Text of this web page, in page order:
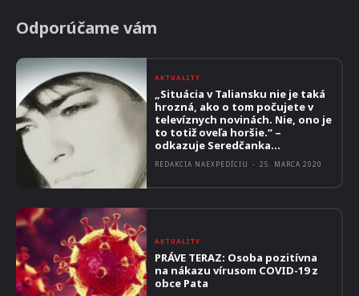
Odporúčame vám
AKTUALITY
„Situácia v Taliansku nie je taká
hrozná, ako o tom počujete v
televíznych novinách. Nie, ono je
to totiž oveľa horšie.“ –
odkazuje Seredčanka...
REDAKCIA NAEXPEDÍCIU - 25. MARCA 2020
AKTUALITY
PRÁVE TERAZ: Osoba pozitívna
na nákazu vírusom COVID-19 z
obce Pata